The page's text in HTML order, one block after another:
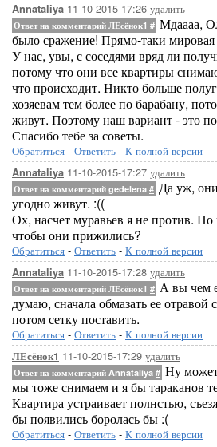
Annataliya 11-10-2015-17:26 удалить
Ответ на комментарий ЛЕсёнок1 # Мдаааа,
было сражение! Прямо-таки
У нас, увы, с соседями вряд ли
потому что они все квартиры
что происходит. Никто больше
хозяевам тем более по барабану,
живут. Поэтому наш вариант - это
Спасибо тебе за советы.
Обратиться - Ответить - К полной версии
Annataliya 11-10-2015-17:27 удалить
Ответ на комментарий gedelena # Да уж,
угодно живут. :((
Ох, насчет муравьев я не против. Но
чтобы они прижились?
Обратиться - Ответить - К полной версии
Annataliya 11-10-2015-17:28 удалить
Ответ на комментарий ЛЕсёнок1 # А вы чем
думаю, сначала обмазать ее
потом сетку поставить.
Обратиться - Ответить - К полной версии
ЛЕсёнок1 11-10-2015-17:29 удалить
Ответ на комментарий Annataliya # Ну
мы тоже снимаем и я бы тараканов
Квартира устраивает полнстью,
бы появились боролась бы :(
Обратиться - Ответить - К полной версии